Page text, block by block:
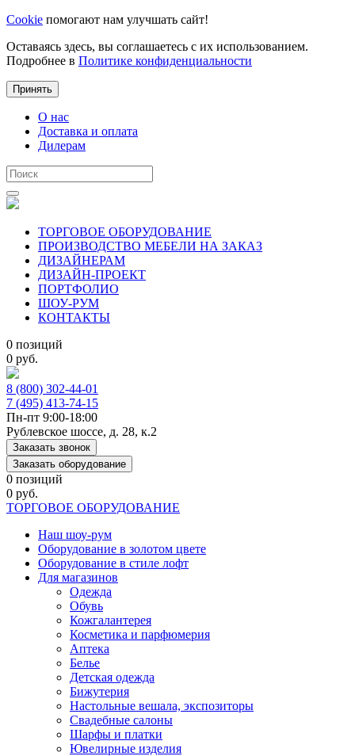
Cookie помогают нам улучшать сайт!
Оставаясь здесь, вы соглашаетесь с их использованием.
Подробнее в Политике конфиденциальности
Принять
О нас
Доставка и оплата
Дилерам
ТОРГОВОЕ ОБОРУДОВАНИЕ
ПРОИЗВОДСТВО МЕБЕЛИ НА ЗАКАЗ
ДИЗАЙНЕРАМ
ДИЗАЙН-ПРОЕКТ
ПОРТФОЛИО
ШОУ-РУМ
КОНТАКТЫ
0 позиций
0 руб.
8 (800) 302-44-01
7 (495) 413-74-15
Пн-пт 9:00-18:00
Рублевское шоссе, д. 28, к.2
Заказать звонок
Заказать оборудование
0 позиций
0 руб.
ТОРГОВОЕ ОБОРУДОВАНИЕ
Наш шоу-рум
Оборудование в золотом цвете
Оборудование в стиле лофт
Для магазинов
Одежда
Обувь
Кожгалантерея
Косметика и парфюмерия
Аптека
Белье
Детская одежда
Бижутерия
Настольные вешала, экспозиторы
Свадебные салоны
Шарфы и платки
Ювелирные изделия